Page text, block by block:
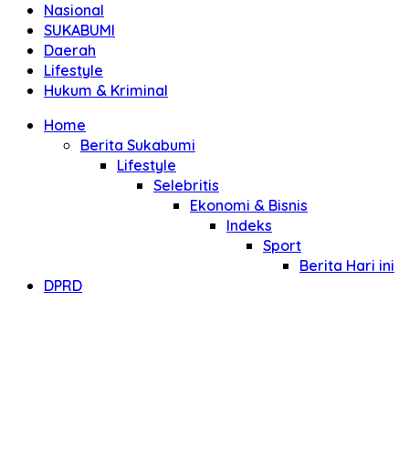
Nasional
SUKABUMI
Daerah
Lifestyle
Hukum & Kriminal
Home
Berita Sukabumi
Lifestyle
Selebritis
Ekonomi & Bisnis
Indeks
Sport
Berita Hari ini
DPRD